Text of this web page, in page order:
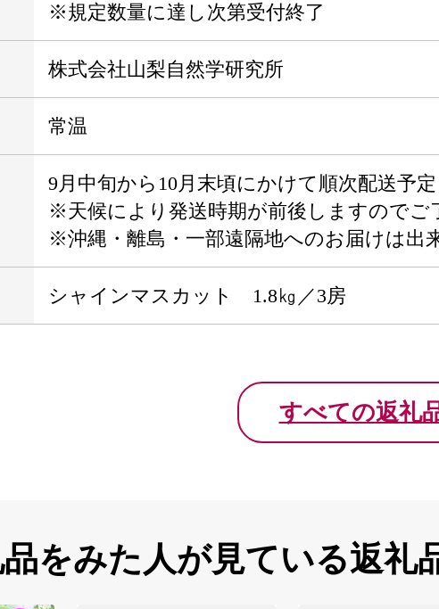
※規定数量に達し次第受付終了
株式会社山梨自然学研究所
常温
9月中旬から10月末頃にかけて順次配送予定
※天候により発送時期が前後しますのでご
※沖縄・離島・一部遠隔地へのお届けは出
シャインマスカット 1.8㎏／3房
すべての返礼
をみた人が見ている返礼